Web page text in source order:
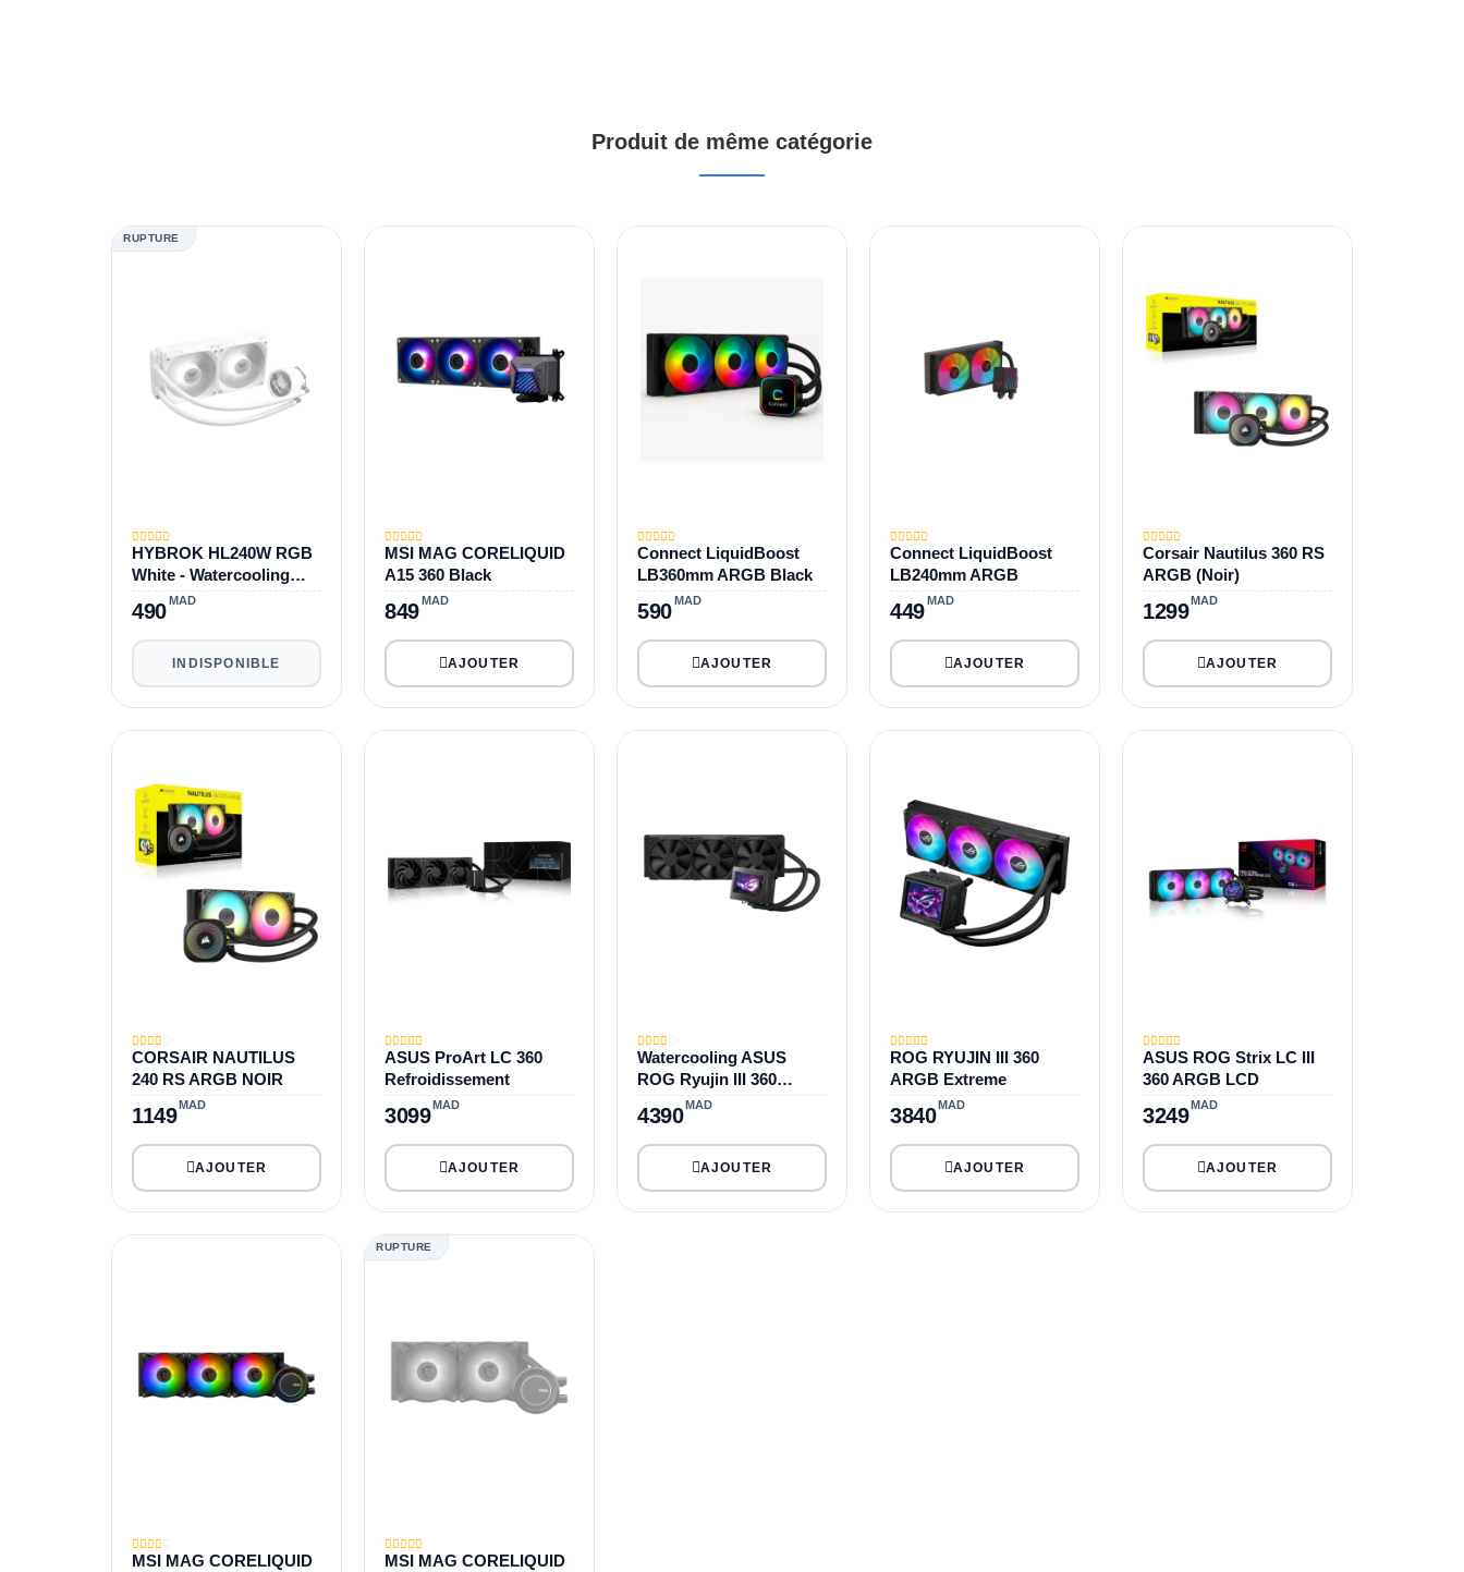
Produit de même catégorie
RUPTURE
HYBROK HL240W RGB
White - Watercooling
AIO 240mm ARGB -
Intel/AMD - Blanc
490 MAD
INDISPONIBLE
MSI MAG CORELIQUID
A15 360 Black
849 MAD
Connect LiquidBoost
LB360mm ARGB Black
590 MAD
Connect LiquidBoost
LB240mm ARGB
449 MAD
Corsair Nautilus 360 RS
ARGB (Noir)
1299MAD
CORSAIR NAUTILUS
240 RS ARGB NOIR
1149MAD
ASUS ProArt LC 360
Refroidissement
3099MAD
Watercooling ASUS
ROG Ryujin III 360
ARGB
4390MAD
ROG RYUJIN III 360
ARGB Extreme
3840MAD
ASUS ROG Strix LC III
360 ARGB LCD
3249MAD
MSI MAG CORELIQUID
RUPTURE
MSI MAG CORELIQUID